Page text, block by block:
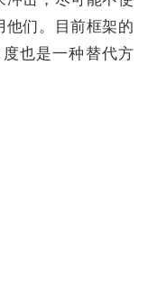
他们。目前框架的
也是一种替代方